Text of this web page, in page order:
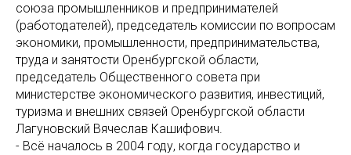
союза промышленников и предпринимателей
(работодателей), председатель комиссии по вопросам
экономики, промышленности, предпринимательства,
труда и занятости Оренбургской области,
председатель Общественного совета при
министерстве экономического развития, инвестиций,
туризма и внешних связей Оренбургской области
Лагуновский Вячеслав Кашифович.
- Всё началось в 2004 году, когда государство и